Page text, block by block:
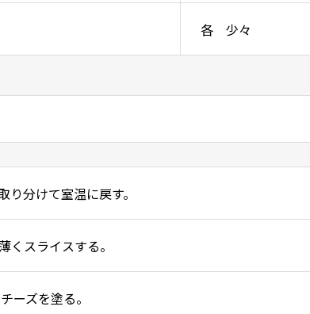
各 少々
分けて室温に戻す。
くスライスする。
ーズを塗る。